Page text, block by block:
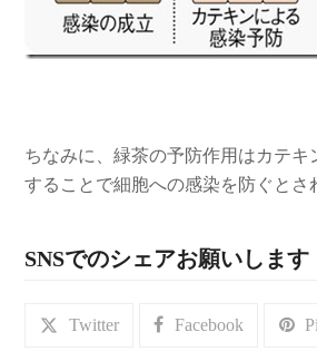
ちなみに、緑茶の予防作用はカテキ
することで細胞への感染を防ぐとさ
SNSでのシェアお願いします
Twitter Facebook